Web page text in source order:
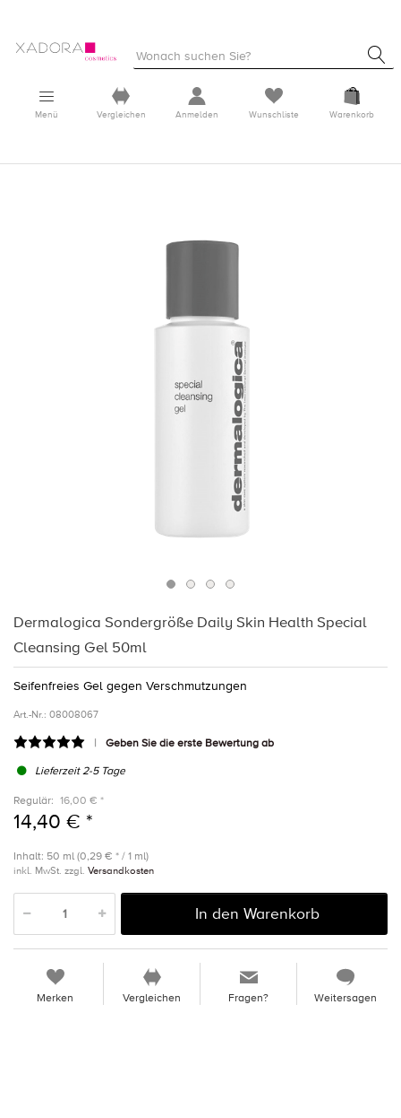
Menü Vergleichen Anmelden Wunschliste Warenkorb
Dermalogica Sondergröße Daily Skin Health Special
Cleansing Gel 50ml
Seifenfreies Gel gegen Verschmutzungen
Art.-Nr.: 08008067
Geben Sie die erste Bewertung ab
Lieferzeit 2-5 Tage
Regulär: 16,00 € *
14,40 € *
Inhalt: 50 ml (0,29 € * / 1 ml)
inkl. MwSt. zzgl. Versandkosten
In den Warenkorb
Merken Vergleichen Fragen? Weitersagen